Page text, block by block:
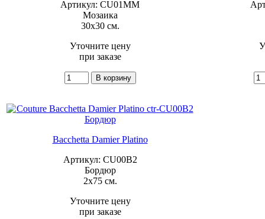
Артикул: CU01MM
Мозаика
30x30 см.
Уточните цену
при заказе
Bacchetta Damier Platino
Артикул: CU00B2
Бордюр
2x75 см.
Уточните цену
при заказе